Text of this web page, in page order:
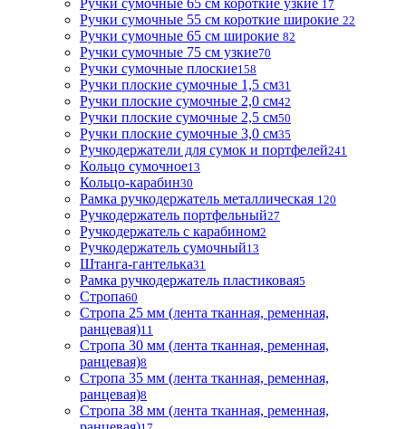
Ручки сумочные 65 см короткие узкие 17
Ручки сумочные 55 см короткие широкие 22
Ручки сумочные 65 см широкие 82
Ручки сумочные 75 см узкие70
Ручки сумочные плоские158
Ручки плоские сумочные 1,5 см31
Ручки плоские сумочные 2,0 см42
Ручки плоские сумочные 2,5 см50
Ручки плоские сумочные 3,0 см35
Ручкодержатели для сумок и портфелей241
Кольцо сумочное13
Кольцо-карабин30
Рамка ручкодержатель металлическая 120
Ручкодержатель портфельный27
Ручкодержатель с карабином2
Ручкодержатель сумочный13
Штанга-гантелька31
Рамка ручкодержатель пластиковая5
Стропа60
Стропа 25 мм (лента тканная, ременная,
ранцевая)11
Стропа 30 мм (лента тканная, ременная,
ранцевая)8
Стропа 35 мм (лента тканная, ременная,
ранцевая)8
Стропа 38 мм (лента тканная, ременная,